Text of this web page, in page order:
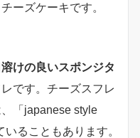
ーズケーキです。
けの良いスポンジタ
です。チーズスフレ
「japanese style
ることもあります。